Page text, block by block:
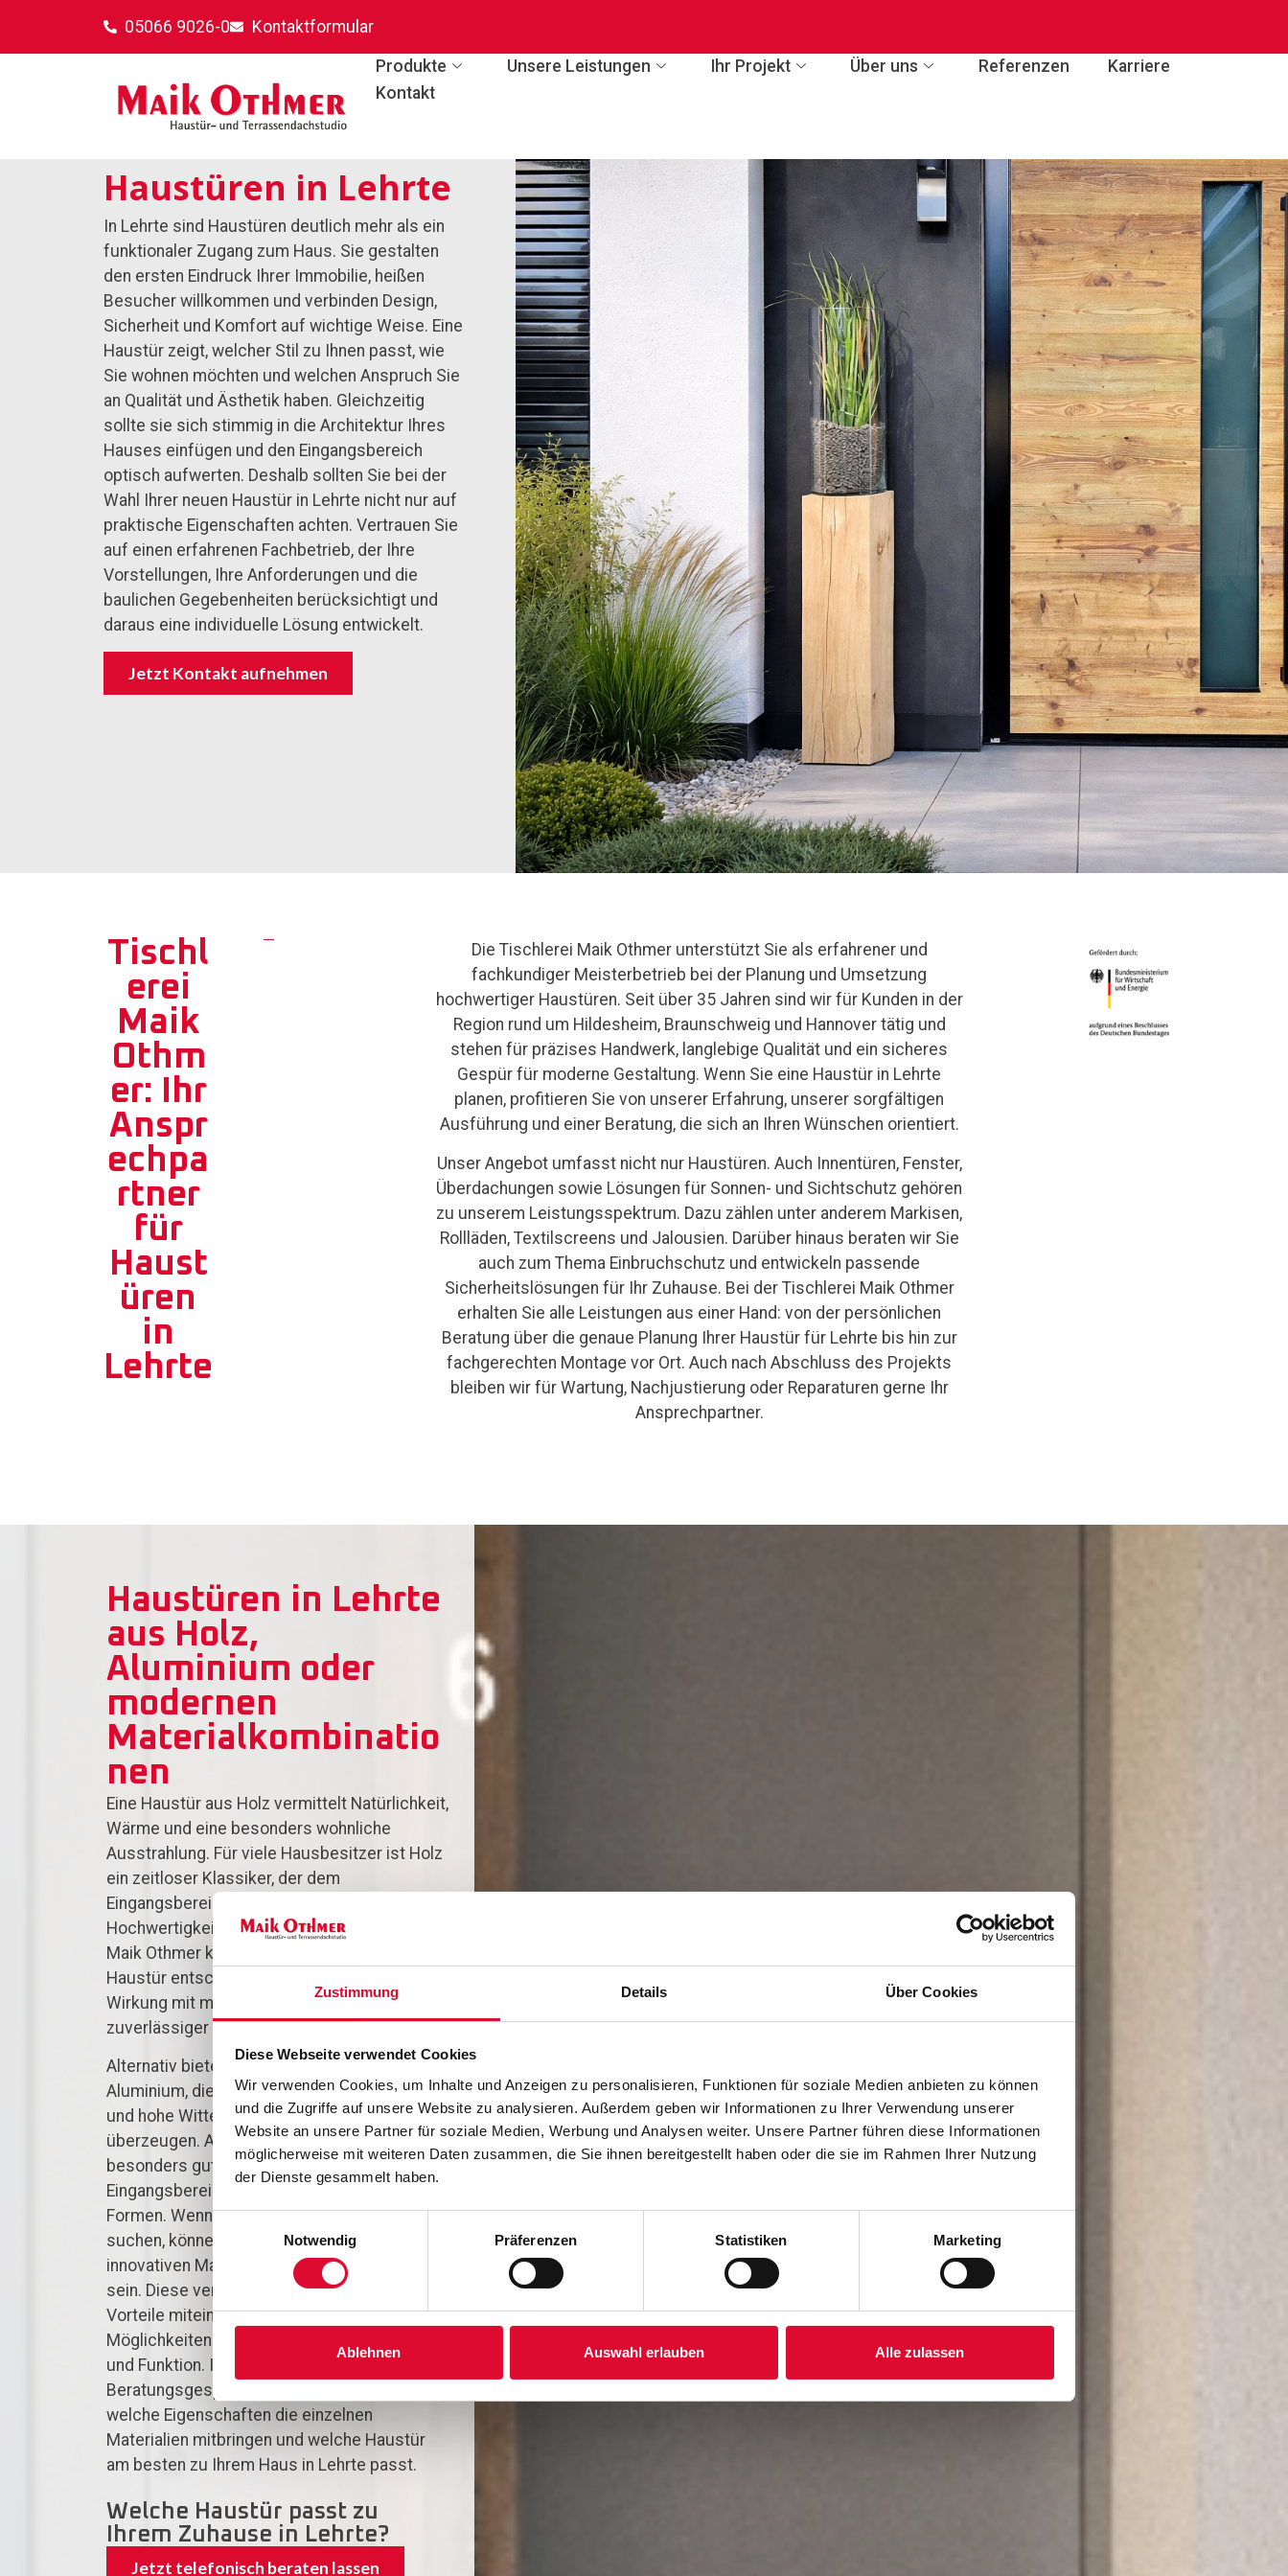
Zustimmung Details Über Cookies
Diese Webseite verwendet Cookies
Wir verwenden Cookies, um Inhalte und Anzeigen zu personalisieren, Funktionen für soziale Medien anbieten zu können
und die Zugriffe auf unsere Website zu analysieren. Außerdem geben wir Informationen zu Ihrer Verwendung unserer
Website an unsere Partner für soziale Medien, Werbung und Analysen weiter. Unsere Partner führen diese Informationen
möglicherweise mit weiteren Daten zusammen, die Sie ihnen bereitgestellt haben oder die sie im Rahmen Ihrer Nutzung
der Dienste gesammelt haben.
Notwendig
Präferenzen Statistiken Marketing
Ablehnen Auswahl erlauben Alle zulassen
05066 9026-0 Kontaktformular
Produkte Unsere Leistungen Ihr Projekt Über uns Referenzen
Karriere
Kontakt
Haustüren Lehrte
Haustüren in Lehrte
In Lehrte sind Haustüren deutlich mehr als ein
funktionaler Zugang zum Haus. Sie gestalten
den ersten Eindruck Ihrer Immobilie, heißen
Besucher willkommen und verbinden Design,
Sicherheit und Komfort auf wichtige Weise. Eine
Haustür zeigt, welcher Stil zu Ihnen passt, wie
Sie wohnen möchten und welchen Anspruch Sie
an Qualität und Ästhetik haben. Gleichzeitig
sollte sie sich stimmig in die Architektur Ihres
Hauses einfügen und den Eingangsbereich
optisch aufwerten. Deshalb sollten Sie bei der
Wahl Ihrer neuen Haustür in Lehrte nicht nur auf
praktische Eigenschaften achten. Vertrauen Sie
auf einen erfahrenen Fachbetrieb, der Ihre
Vorstellungen, Ihre Anforderungen und die
baulichen Gegebenheiten berücksichtigt und
daraus eine individuelle Lösung entwickelt.
Jetzt Kontakt aufnehmen
Tischl
erei
Maik
Othm
er: Ihr
Anspr
echpa
rtner
für
Haust
üren
in
Lehrte
Die Tischlerei Maik Othmer unterstützt Sie als erfahrener und
fachkundiger Meisterbetrieb bei der Planung und Umsetzung
hochwertiger Haustüren. Seit über 35 Jahren sind wir für Kunden in der
Region rund um Hildesheim, Braunschweig und Hannover tätig und
stehen für präzises Handwerk, langlebige Qualität und ein sicheres
Gespür für moderne Gestaltung. Wenn Sie eine Haustür in Lehrte
planen, profitieren Sie von unserer Erfahrung, unserer sorgfältigen
Ausführung und einer Beratung, die sich an Ihren Wünschen orientiert.
Unser Angebot umfasst nicht nur Haustüren. Auch Innentüren, Fenster,
Überdachungen sowie Lösungen für Sonnen- und Sichtschutz gehören
zu unserem Leistungsspektrum. Dazu zählen unter anderem Markisen,
Rollläden, Textilscreens und Jalousien. Darüber hinaus beraten wir Sie
auch zum Thema Einbruchschutz und entwickeln passende
Sicherheitslösungen für Ihr Zuhause. Bei der Tischlerei Maik Othmer
erhalten Sie alle Leistungen aus einer Hand: von der persönlichen
Beratung über die genaue Planung Ihrer Haustür für Lehrte bis hin zur
fachgerechten Montage vor Ort. Auch nach Abschluss des Projekts
bleiben wir für Wartung, Nachjustierung oder Reparaturen gerne Ihr
Ansprechpartner.
Haustüren in Lehrte
aus Holz,
Aluminium oder
modernen
Materialkombinatio
nen
Eine Haustür aus Holz vermittelt Natürlichkeit,
Wärme und eine besonders wohnliche
Ausstrahlung. Für viele Hausbesitzer ist Holz
ein zeitloser Klassiker, der dem
Eingangsbereich Charakter und
Hochwertigkeit verleiht. Bei der Tischlerei
Maik Othmer können Sie sich für eine Holz-
Haustür entscheiden, die traditionelle
Wirkung mit moderner Technik und
zuverlässiger Funktion verbindet.
Alternativ bieten wir Ihnen Haustüren aus
Aluminium, die durch Stabilität, Langlebigkeit
und hohe Witterungsbeständigkeit
überzeugen. Aluminium eignet sich
besonders gut für moderne
Eingangsbereiche und klare architektonische
Formen. Wenn Sie eine individuelle Lösung
suchen, können auch Haustüren aus
innovativen Materialmischungen interessant
sein. Diese verbinden unterschiedliche
Vorteile miteinander und eröffnen vielfältige
Möglichkeiten bei Gestaltung, Ausstattung
und Funktion. In einem persönlichen
Beratungsgespräch erklären wir Ihnen gerne,
welche Eigenschaften die einzelnen
Materialien mitbringen und welche Haustür
am besten zu Ihrem Haus in Lehrte passt.
Welche Haustür passt zu
Ihrem Zuhause in Lehrte?
Jetzt telefonisch beraten lassen